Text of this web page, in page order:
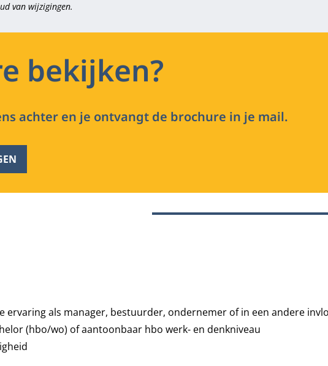
van wijzigingen.
bekijken?
achter en je ontvangt de brochure in je mail.
ervaring als manager, bestuurder, ondernemer of in een andere
(hbo/wo) of aantoonbaar hbo werk- en denkniveau